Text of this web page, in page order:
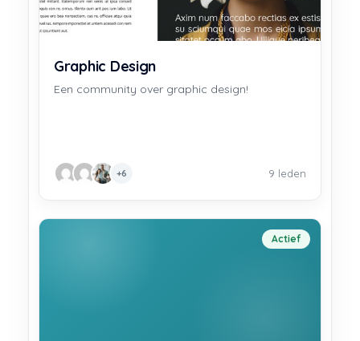
Graphic Design
Een community over graphic design!
+6 9 leden
Actief